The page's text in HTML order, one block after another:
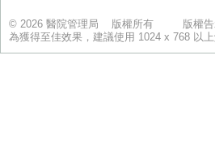
© 2026 醫院管理局 版權所有 版權
為獲得至佳效果，建議使用 1024 x 768 以